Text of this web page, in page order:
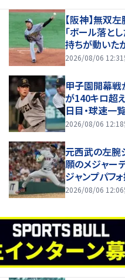
【阪神】無双
「ボール落と
持ちが動いた
2026/08/06 12:31
甲子園開幕戦
が140キロ超
日目・球速一覧
2026/08/06 12:18
元西武の左腕
願のメジャー
ジャンプパフ
2026/08/06 12:06